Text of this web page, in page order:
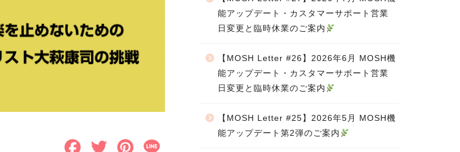
能アップデート・カスタマーサポート営業
日変更と臨時休業のご案内
【MOSH Letter #26】2026年6月 MOSH機
能アップデート・カスタマーサポート営業
日変更と臨時休業のご案内
【MOSH Letter #25】2026年5月 MOSH機
能アップデート第2弾のご案内